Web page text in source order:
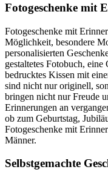
Fotogeschenke mit
Fotogeschenke mit
Möglichkeit, besondere
personalisierten
gestaltetes Fotobuch,
bedrucktes Kissen mit
sind nicht nur originell,
bringen nicht nur Freude
Erinnerungen an
ob zum Geburtstag,
Fotogeschenke mit
Männer.
Selbstgemachte